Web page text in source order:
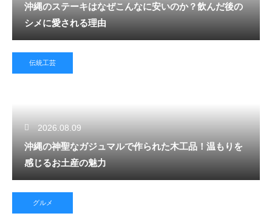
沖縄のステーキはなぜこんなに安いのか？飲んだ後の
シメに愛される理由
伝統工芸
2026.08.09
沖縄の神聖なガジュマルで作られた木工品！温もりを
感じるお土産の魅力
グルメ